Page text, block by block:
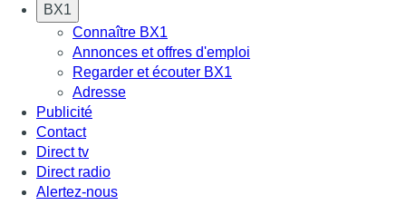
BX1
Connaître BX1
Annonces et offres d'emploi
Regarder et écouter BX1
Adresse
Publicité
Contact
Direct tv
Direct radio
Alertez-nous